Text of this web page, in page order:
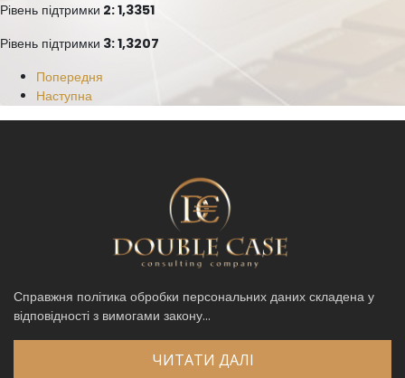
Рівень підтримки 2: 1,3351
Рівень підтримки 3: 1,3207
Попередня
Наступна
Справжня політика обробки персональних даних складена у
відповідності з вимогами закону...
ЧИТАТИ ДАЛІ